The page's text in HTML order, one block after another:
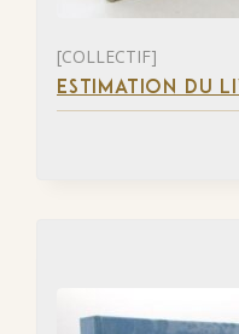
[COLLECTIF]
ESTIMATION DU